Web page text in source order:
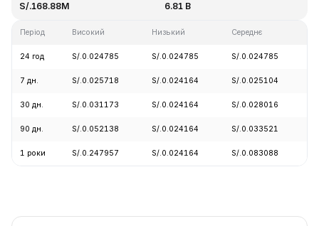
S/.168.88M 6.81 B
Період Високий Низький Середнє
24 год S/.0.024785 S/.0.024785 S/.0.024785
7 дн. S/.0.025718 S/.0.024164 S/.0.025104
30 дн. S/.0.031173 S/.0.024164 S/.0.028016
90 дн. S/.0.052138 S/.0.024164 S/.0.033521
1 роки S/.0.247957 S/.0.024164 S/.0.083088